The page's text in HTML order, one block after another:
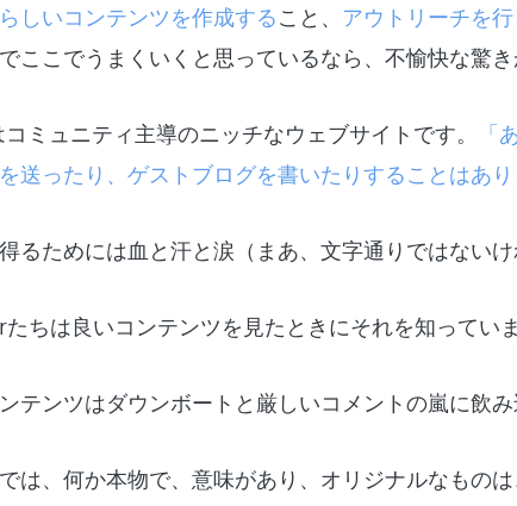
しいコンテンツを作成すること、 アウトリーチを行
ここでうまくいくと思っているなら、不愉快な驚き
ミュニティ主導のニッチなウェブサイトです。
「
送ったり、ゲストブログを書いたりすることはあり
るためには血と汗と涙（まあ、文字通りではない
ちは良いコンテンツを見たときにそれを知っていま
テンツはダウンボートと厳しいコメントの嵐に飲み
は、何か本物で、意味があり、オリジナルなもの